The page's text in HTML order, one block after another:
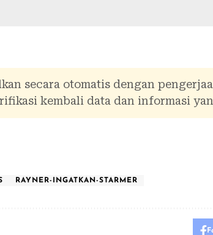
secara otomatis dengan
kembali data dan informasi
RAYNER-INGATKAN-STARMER